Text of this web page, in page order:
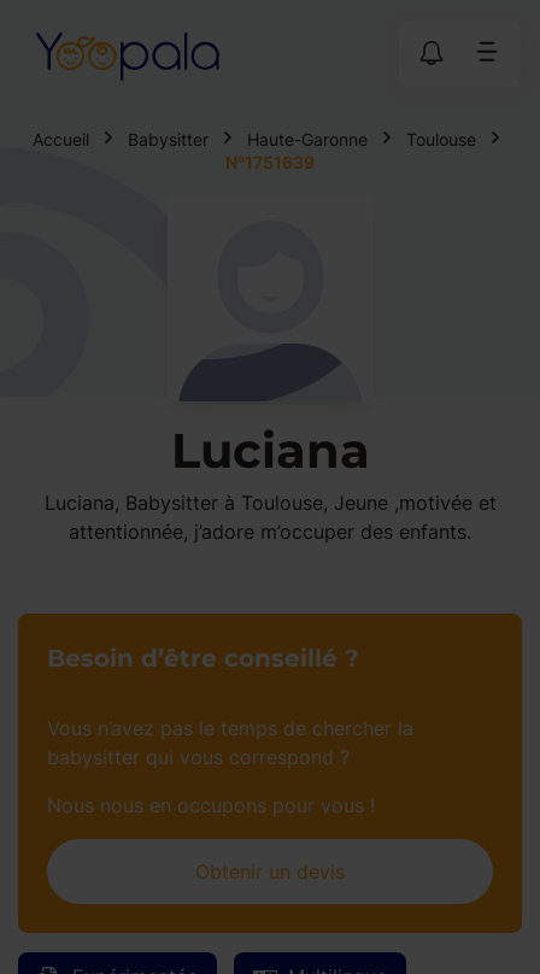
Accueil Babysitter Haute-Garonne
Toulouse
N°1751639
Luciana
Luciana, Babysitter à Toulouse, Jeune ,motivée et
attentionnée, j’adore m’occuper des enfants.
Besoin d’être conseillé ?
Vous n’avez pas le temps de chercher la
babysitter qui vous correspond ?
Nous nous en occupons pour vous !
Obtenir un devis